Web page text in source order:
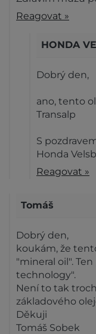
Reagovat »
HONDA
Dobrý den,
ano, tento
Transalp
S
Honda
Reagovat »
Tomáš
Dobrý den,
koukám, že
"mineral oil".
technology".
Není to tak
základového
Děkuji
Tomáš Sobek